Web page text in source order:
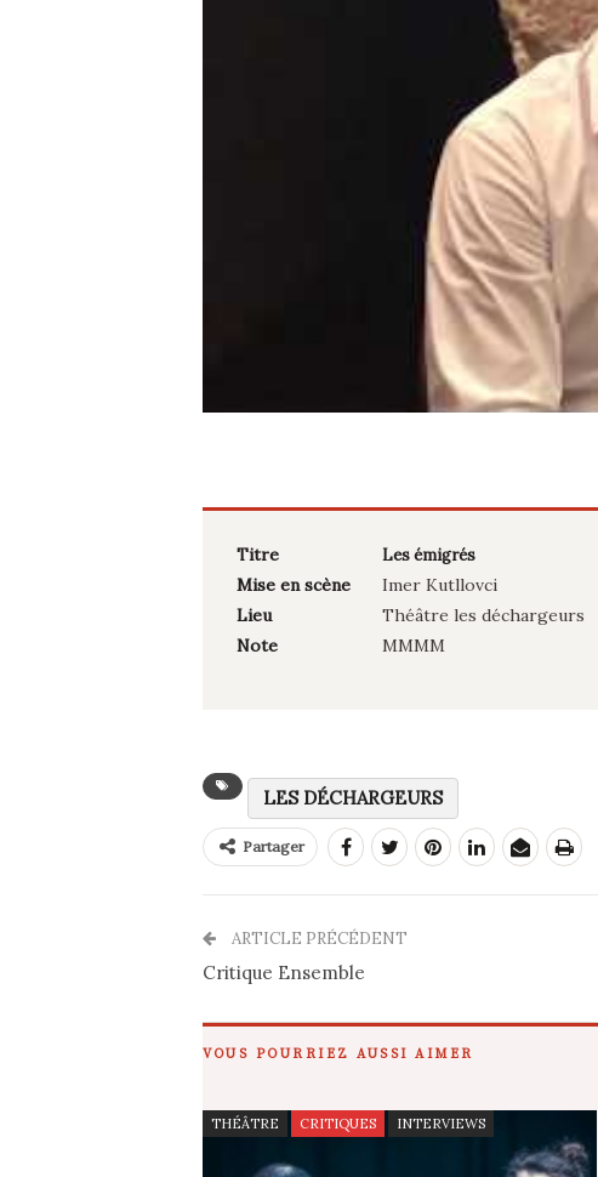
Titre Les émigrés
Mise en scène
Imer Kutllovci
Lieu
Théâtre les déchargeurs
Note
MMMM
LES DÉCHARGEURS
Partager
ARTICLE PRÉCÉDENT
Critique Ensemble
VOUS POURRIEZ AUSSI AIMER
THÉÂTRE CRITIQUES INTERVIEWS